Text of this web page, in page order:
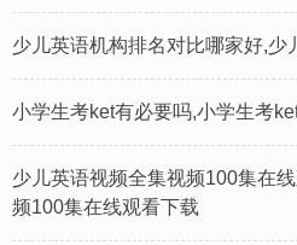
少儿英语机构排名对比哪家好,少
小学生考ket有必要吗,小学生考
少儿英语视频全集视频100集在
频100集在线观看下载